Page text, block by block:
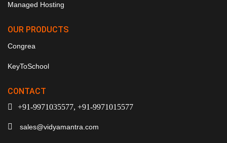
Managed Hosting
OUR PRODUCTS
Congrea
KeyToSchool
CONTACT
+91-9971035577, +91-9971015577
sales@vidyamantra.com